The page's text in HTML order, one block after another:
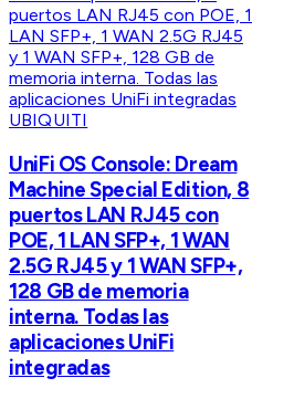
UBIQUITI
UniFi OS Console: Dream
Machine Special Edition, 8
puertos LAN RJ45 con
POE, 1 LAN SFP+, 1 WAN
2.5G RJ45 y 1 WAN SFP+,
128 GB de memoria
interna. Todas las
aplicaciones UniFi
integradas